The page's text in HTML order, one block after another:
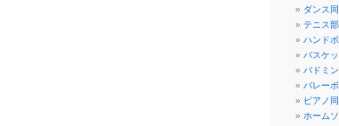
ダンス
テニス部
ハンド
バスケ
バドミ
バレー
ピアノ
ホーム